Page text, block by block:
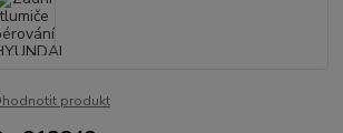
produkt